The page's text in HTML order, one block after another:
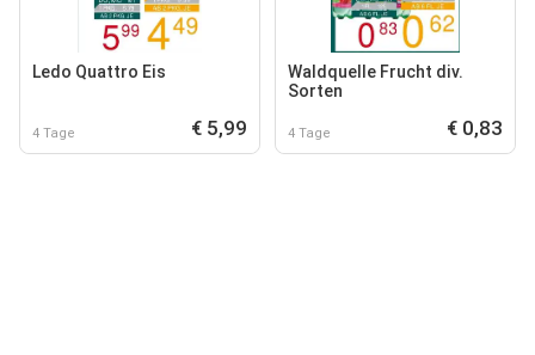
Ledo Quattro Eis
4 Tage € 5,99
Waldquelle Frucht div.
Sorten
4 Tage € 0,83